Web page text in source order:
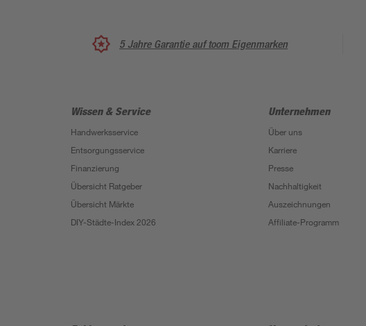
5 Jahre Garantie auf toom Eigenmarken
Wissen & Service
Handwerksservice
Entsorgungsservice
Finanzierung
Übersicht Ratgeber
Übersicht Märkte
DIY-Städte-Index 2026
Unternehmen
Über uns
Karriere
Presse
Nachhaltigkeit
Auszeichnungen
Affiliate-Programm